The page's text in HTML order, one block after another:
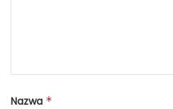
Nazwa *